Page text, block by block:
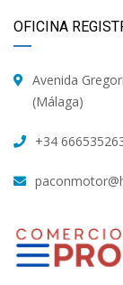
OFICINA
Avenida
(Málaga)
+34